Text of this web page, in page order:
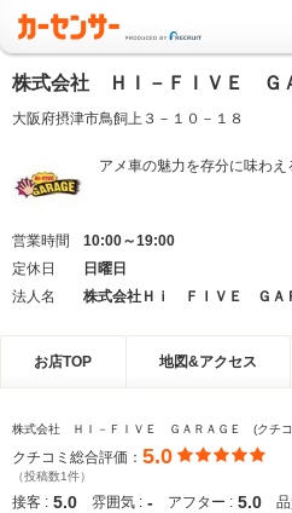
株式会社 ＨＩ－ＦＩＶＥ Ｇ
大阪府摂津市鳥飼上３－１０－１８
アメ車の魅力を存分に味わえ
営業時間
10:00～19:00
定休日
日曜日
法人名
株式会社Ｈｉ ＦＩＶＥ ＧＡ
お店TOP 地図&アクセス
株式会社 ＨＩ－ＦＩＶＥ ＧＡＲＡＧＥ (クチコ
クチコミ総合評価： 5.0
（投稿数1件）
接客 : 5.0 雰囲気 : - アフター : 5.0